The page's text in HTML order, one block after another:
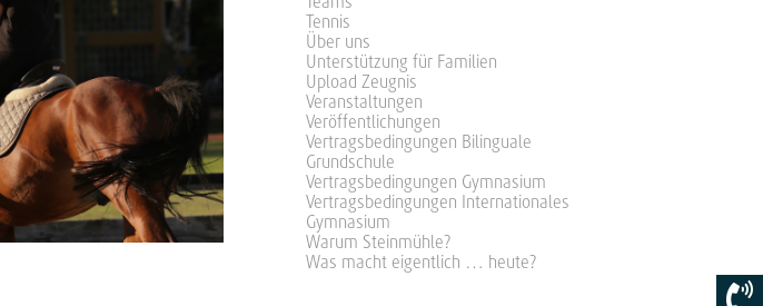
Tennis
Über uns
Unterstützung für Familien
Upload Zeugnis
Veranstaltungen
Veröffentlichungen
Vertragsbedingungen Bilinguale
Grundschule
Vertragsbedingungen Gymnasium
Vertragsbedingungen Internationales
Gymnasium
Warum Steinmühle?
Was macht eigentlich … heute?